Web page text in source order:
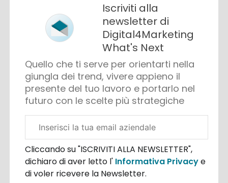
Iscriviti alla
newsletter di
Digital4Marketing
What's Next
Quello che ti serve per orientarti nella
giungla dei trend, vivere appieno il
presente del tuo lavoro e portarlo nel
futuro con le scelte più strategiche
aziendale
Cliccando su "ISCRIVITI ALLA NEWSLETTER",
dichiaro di aver letto l' Informativa Privacye
di voler ricevere la Newsletter.